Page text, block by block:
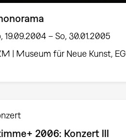
19.09.2004 – So, 30.01.2005
| Museum für Neue Kunst, EG
2006: Konzert III